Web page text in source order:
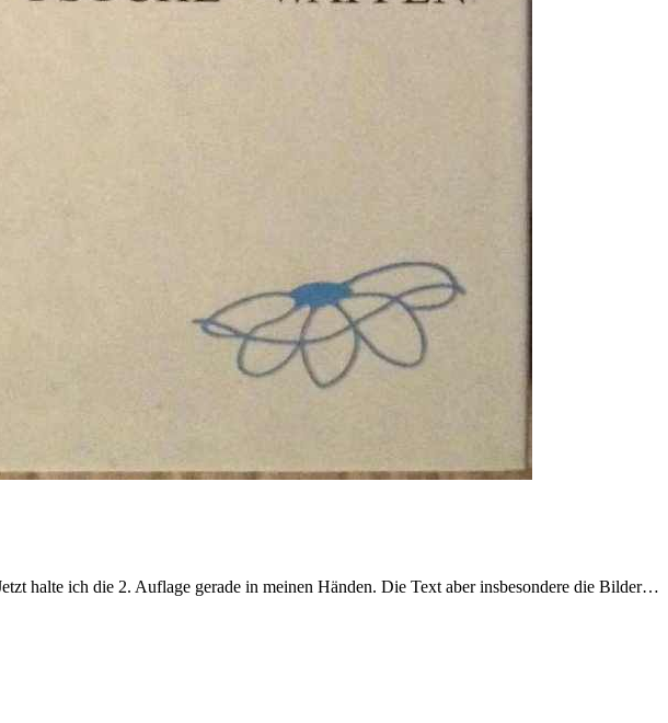
halte ich die 2. Auflage gerade in meinen Händen. Die Text aber insbesondere die Bilder…